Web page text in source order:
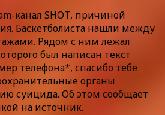
канал SHOT, причиной
Баскетболиста нашли между
Рядом с ним лежал
был написан текст
телефона*, спасибо тебе
органы
суицида. Об этом сообщает
на источник.